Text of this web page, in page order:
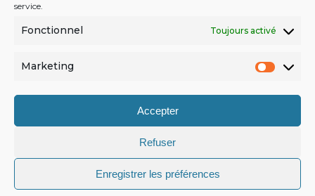
service.
Fonctionnel Toujours activé
Marketing
Accepter
Refuser
Enregistrer les préférences
LES EXCLUS
DANS VOTRE
MENTIONS LÉGALES
POLITIQUE DE CONFIDENTIALITÉ